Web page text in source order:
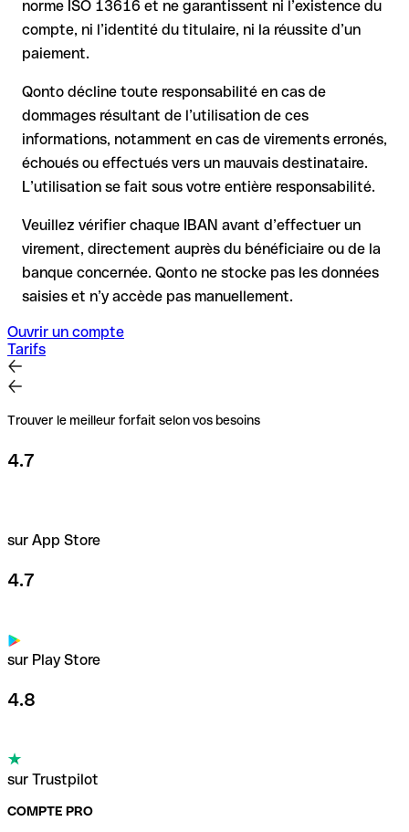
demande
le remboursement n’est pas garanti, surtout si les fonds ont
déjà été retirés
pour les virements hors SEPA, la récupération est plus
complexe et peut entraîner des frais
Recommandation: vérifiez systématiquement chaque IBAN
avant un virement (via un outil de vérification) et confirmez-le
directement auprès du bénéficiaire en cas de doute. Cette
précaution est essentielle, en particulier pour des montants
élevés ou de nouvelles relations commerciales.
norme ISO 13616 et ne garantissent ni l’existence du
compte, ni l’identité du titulaire, ni la réussite d’un
paiement.
Qonto décline toute responsabilité en cas de
dommages résultant de l’utilisation de ces
informations, notamment en cas de virements erronés,
échoués ou effectués vers un mauvais destinataire.
L’utilisation se fait sous votre entière responsabilité.
Veuillez vérifier chaque IBAN avant d’effectuer un
virement, directement auprès du bénéficiaire ou de la
banque concernée. Qonto ne stocke pas les données
saisies et n’y accède pas manuellement.
Ouvrir un compte
Tarifs
Trouver le meilleur forfait selon vos besoins
4.7
sur App Store
4.7
sur Play Store
4.8
sur Trustpilot
COMPTE PRO